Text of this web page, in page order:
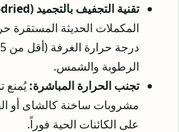
تقنية التجفيف بالتجميد (Freeze-dried):
المكملات الحديثة المستقرة
الرطوبة والشمس.
تجنب الحرارة المباشرة:يُمنع
مشروبات ساخنة كالشاى أو
على الكائنات الحية فوراً.